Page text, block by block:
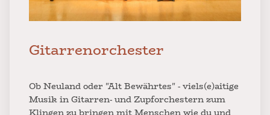
Gitarrenorchester
Ob Neuland oder "Alt Bewährtes" - viels(e)aitige
Musik in Gitarren- und Zupforchestern zum